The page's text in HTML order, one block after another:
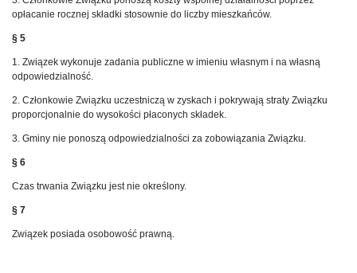
opłacanie rocznej składki stosownie do liczby mieszkańców.
§ 5
1. Związek wykonuje zadania publiczne w imieniu własnym i na własną
odpowiedzialność.
2. Członkowie Związku uczestniczą w zyskach i pokrywają straty Związku
proporcjonalnie do wysokości płaconych składek.
3. Gminy nie ponoszą odpowiedzialności za zobowiązania Związku.
§ 6
Czas trwania Związku jest nie określony.
§ 7
Związek posiada osobowość prawną.